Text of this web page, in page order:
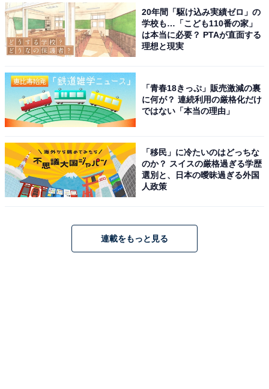
1
20年間「駆け込み実績ゼロ」の
学校も…「こども110番の家」
は本当に必要？ PTAが直面する
理想と現実
「青春18きっぷ」販売激減の裏
に何が？ 連続利用の厳格化だけ
ではない「本当の理由」
「移民」に冷たいのはどっちな
のか？ スイスの厳格過ぎる学歴
選別と、日本の曖昧過ぎる外国
人政策
連載をもっと見る